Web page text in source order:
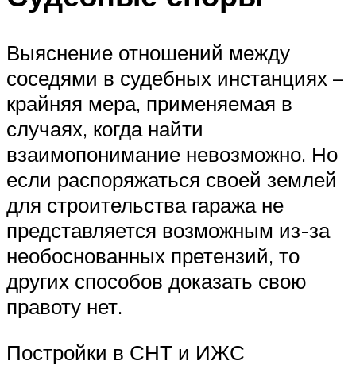
Выяснение отношений между
соседями в судебных инстанциях –
крайняя мера, применяемая в
случаях, когда найти
взаимопонимание невозможно. Но
если распоряжаться своей землей
для строительства гаража не
представляется возможным из-за
необоснованных претензий, то
других способов доказать свою
правоту нет.
Постройки в СНТ и ИЖС